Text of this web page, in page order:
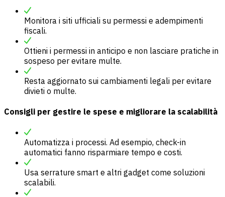
Monitora i siti ufficiali su permessi e adempimenti
fiscali.
Ottieni i permessi in anticipo e non lasciare pratiche in
sospeso per evitare multe.
Resta aggiornato sui cambiamenti legali per evitare
divieti o multe.
Consigli per gestire le spese e migliorare la scalabilità
Automatizza i processi. Ad esempio, check-in
automatici fanno risparmiare tempo e costi.
Usa serrature smart e altri gadget come soluzioni
scalabili.